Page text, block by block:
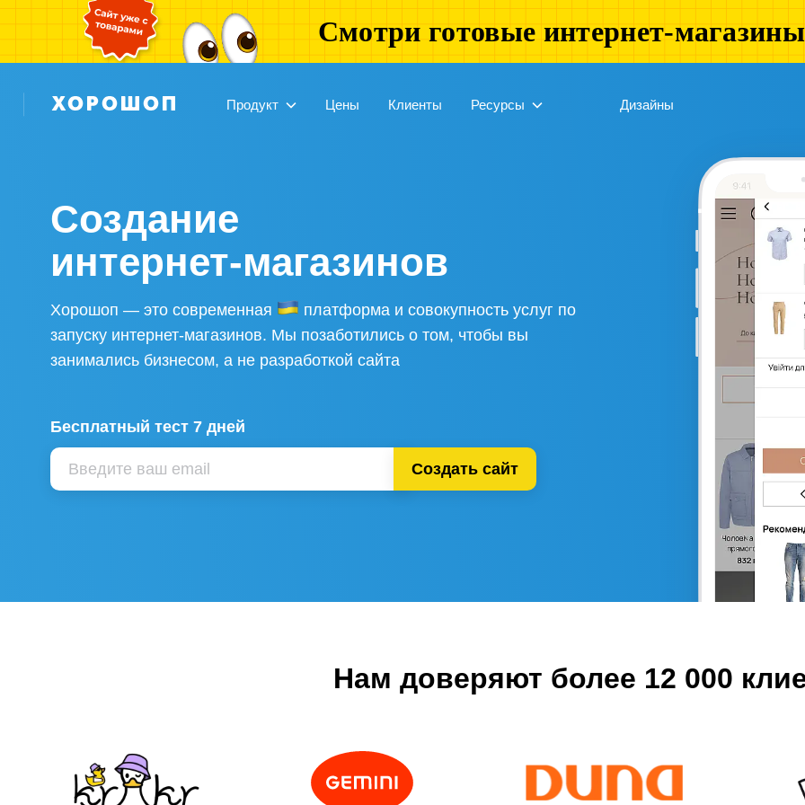
Смотри готовые интернет-магазины
Продукт Цены Клиенты Ресурсы Дизайны
Создание
интернет-магазинов
Хорошоп — это современная
платформа и совокупность услуг по
запуску интернет-магазинов. Мы позаботились о том, чтобы вы
занимались бизнесом, а не разработкой сайта
Бесплатный тест 7 дней
Создать сайт
Нам доверяют более 12 000